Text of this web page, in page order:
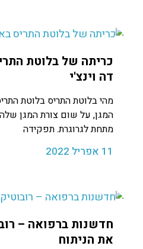
כריתה של בלוטת
דה וינצ'י
מהי בלוטת התריס בלוטת
המגן, על שום צורת המגן
מתחת לגרוגרת. תפקידה
11 אפריל 2022
חדשנות ברפואה –
את הניתוח